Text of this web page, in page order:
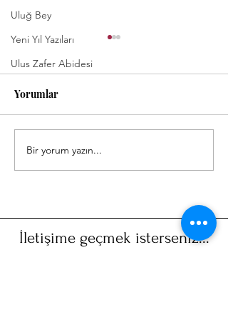
Uluğ Bey
Yeni Yıl Yazıları
Ulus Zafer Abidesi
İzmirde’ki ilk serginin,
son günü
Yorumlar
Bir yorum yazın...
İletişime geçmek isterseniz...